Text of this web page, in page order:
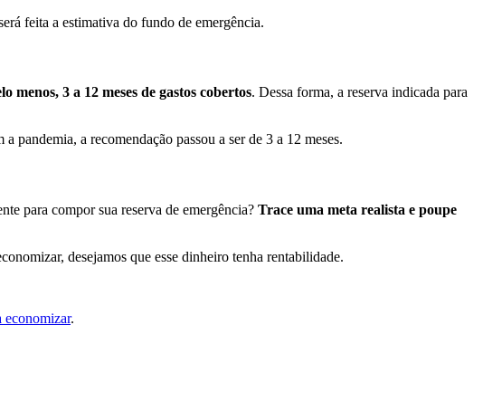
feita a estimativa do fundo de emergência.
menos, 3 a 12 meses de gastos cobertos. Dessa forma, a reserva indicada para
pandemia, a recomendação passou a ser de 3 a 12 meses.
para compor sua reserva de emergência? Trace uma meta realista e poupe
desejamos que esse dinheiro tenha rentabilidade.
economizar.